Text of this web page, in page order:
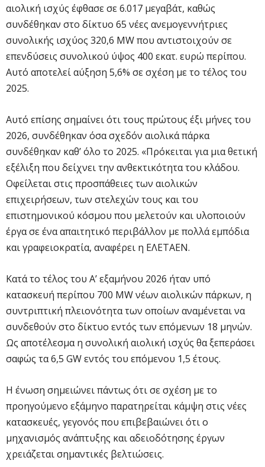
αιολική ισχύς έφθασε σε 6.017 μεγαβάτ, καθώς
συνδέθηκαν στο δίκτυο 65 νέες ανεμογεννήτριες
συνολικής ισχύος 320,6 MW που αντιστοιχούν σε
επενδύσεις συνολικού ύψος 400 εκατ. ευρώ περίπου.
Αυτό αποτελεί αύξηση 5,6% σε σχέση με το τέλος του
2025.
Αυτό επίσης σημαίνει ότι τους πρώτους έξι μήνες του
2026, συνδέθηκαν όσα σχεδόν αιολικά πάρκα
συνδέθηκαν καθ’ όλο το 2025. «Πρόκειται για μια θετική
εξέλιξη που δείχνει την ανθεκτικότητα του κλάδου.
Οφείλεται στις προσπάθειες των αιολικών
επιχειρήσεων, των στελεχών τους και του
επιστημονικού κόσμου που μελετούν και υλοποιούν
έργα σε ένα απαιτητικό περιβάλλον με πολλά εμπόδια
και γραφειοκρατία, αναφέρει η ΕΛΕΤΑΕΝ.
Κατά το τέλος του Α’ εξαμήνου 2026 ήταν υπό
κατασκευή περίπου 700 MW νέων αιολικών πάρκων, η
συντριπτική πλειονότητα των οποίων αναμένεται να
συνδεθούν στο δίκτυο εντός των επόμενων 18 μηνών.
Ως αποτέλεσμα η συνολική αιολική ισχύς θα ξεπεράσει
σαφώς τα 6,5 GW εντός του επόμενου 1,5 έτους.
Η ένωση σημειώνει πάντως ότι σε σχέση με το
προηγούμενο εξάμηνο παρατηρείται κάμψη στις νέες
κατασκευές, γεγονός που επιβεβαιώνει ότι ο
μηχανισμός ανάπτυξης και αδειοδότησης έργων
χρειάζεται σημαντικές βελτιώσεις.